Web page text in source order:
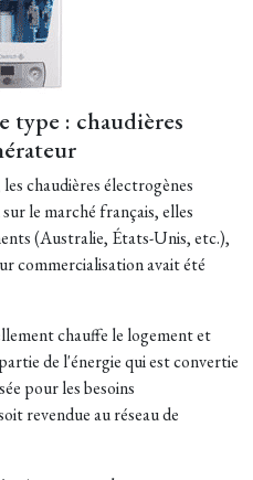
type : chaudières
chaudières électrogènes
le marché français, elles
(Australie, États-Unis, etc.),
commercialisation avait été
chauffe le logement et
de l'énergie qui est convertie
pour les besoins
revendue au réseau de